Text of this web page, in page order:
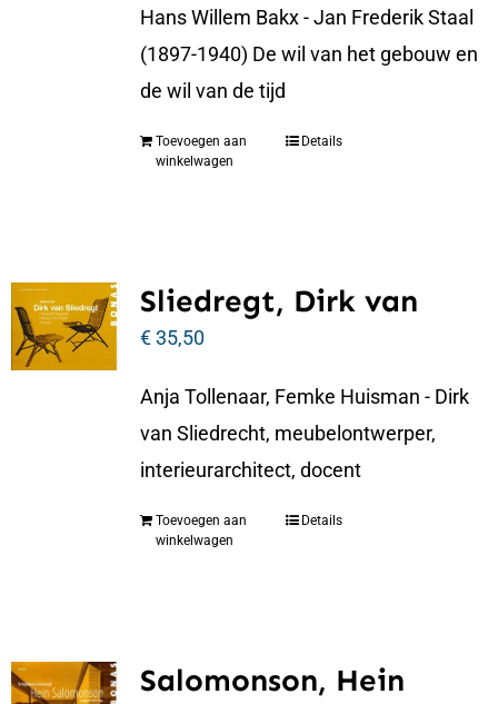
Hans Willem Bakx - Jan Frederik Staal
(1897-1940) De wil van het gebouw en
de wil van de tijd
Toevoegen aan
winkelwagen
Details
Sliedregt, Dirk van
€35,50
Anja Tollenaar, Femke Huisman - Dirk
van Sliedrecht, meubelontwerper,
interieurarchitect, docent
Toevoegen aan
winkelwagen
Details
Salomonson, Hein